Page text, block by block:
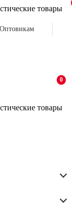
товары
Оптовикам
0
товары